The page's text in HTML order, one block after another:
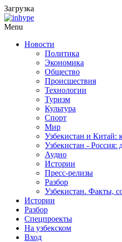
Загрузка
Menu
Новости
Политика
Экономика
Общество
Происшествия
Технологии
Туризм
Культура
Спорт
Мир
Узбекистан и Китай:
Узбекистан - Россия:
Аудио
Истории
Пресс-релизы
Разбор
Узбекистан. Факты,
Истории
Разбор
Спецпроекты
На узбекском
Вход